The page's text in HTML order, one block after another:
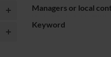
Managers or local
Keyword